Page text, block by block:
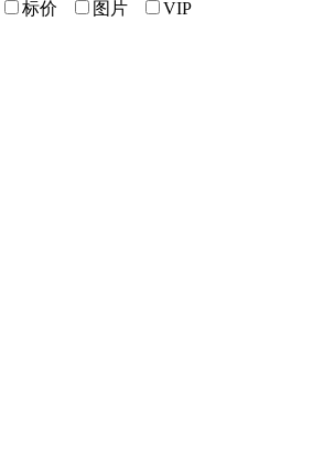
标价 图片
VIP